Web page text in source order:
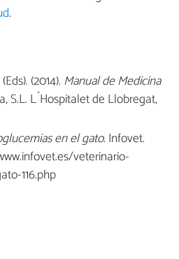
.
(2014). Manual de Medicina
S.L. L ́Hospitalet de Llobregat,
en el gato.Infovet.
veterinario-
116.php